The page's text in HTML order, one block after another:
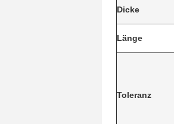
Dicke
Länge
Toleranz